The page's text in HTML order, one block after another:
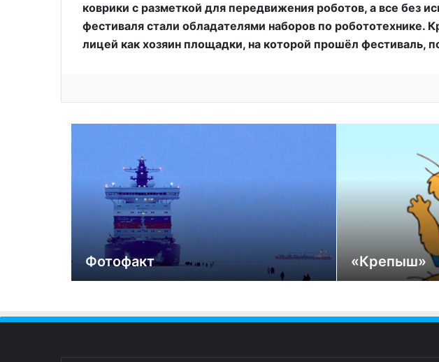
коврики с разметкой для передвижения роботов, а все без
фестиваля стали обладателями наборов по робототехнике.
лицей как хозяин площадки, на которой прошёл фестиваль,
Фотофакт «Крепыш»